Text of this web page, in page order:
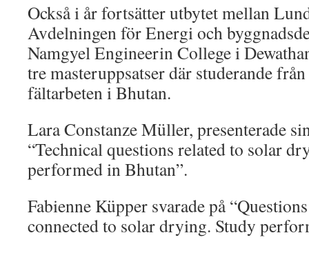
Också i år fortsätter utbytet mellan
Avdelningen för Energi och
Namgyel Engineerin College i
tre masteruppsatser där studerande
fältarbeten i Bhutan.
Lara Constanze Müller, presenterade
“Technical questions related to solar
performed in Bhutan”.
Fabienne Küpper svarade på
connected to solar drying. Study